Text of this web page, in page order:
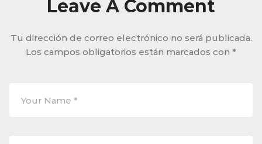
Leave A Comment
Tu dirección de correo electrónico no será publicada.
Los campos obligatorios están marcados con *